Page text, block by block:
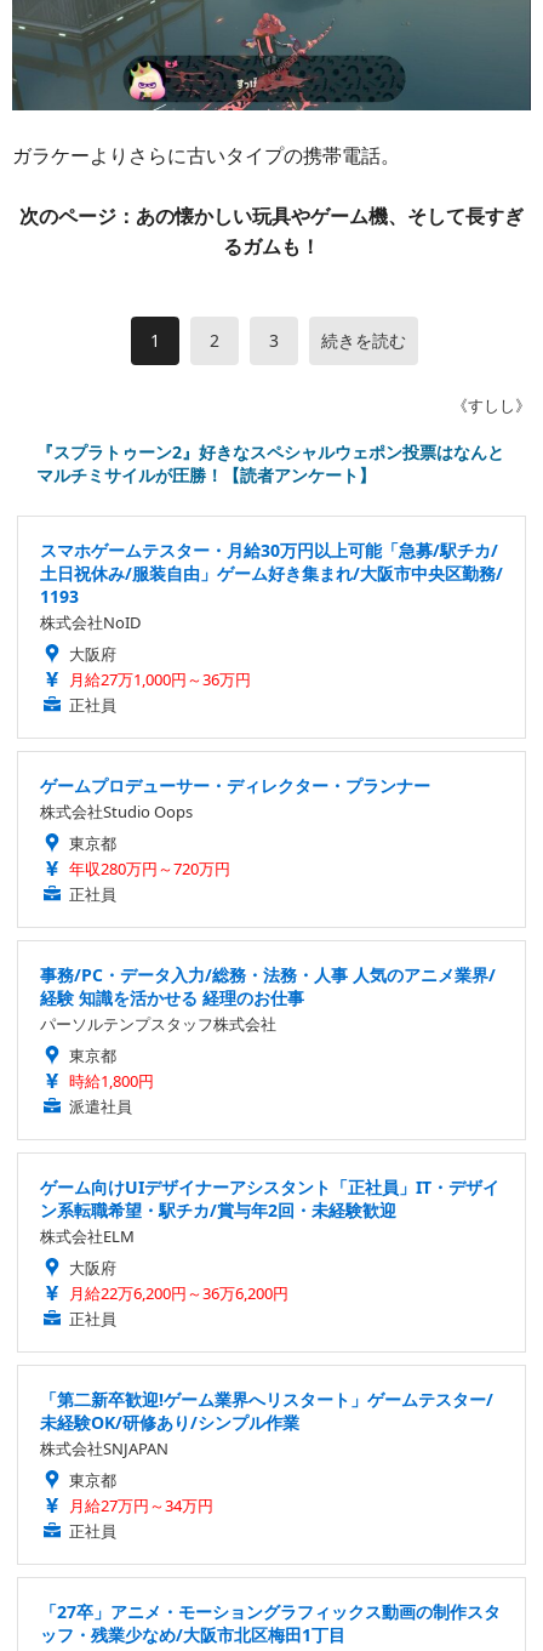
ガラケーよりさらに古いタイプの携帯電話。
次のページ：あの懐かしい玩具やゲーム機、そして長すぎ
るガムも！
1 2 3 続きを読む
《すしし》
『スプラトゥーン2』好きなスペシャルウェポン投票はなんと
マルチミサイルが圧勝！【読者アンケート】
スマホゲームテスター・月給30万円以上可能「急募/駅チカ/
土日祝休み/服装自由」ゲーム好き集まれ/大阪市中央区勤務/
1193
株式会社NoID
大阪府
月給27万1,000円～36万円
正社員
ゲームプロデューサー・ディレクター・プランナー
株式会社Studio Oops
東京都
年収280万円～720万円
正社員
事務/PC・データ入力/総務・法務・人事 人気のアニメ業界/
経験 知識を活かせる 経理のお仕事
パーソルテンプスタッフ株式会社
東京都
時給1,800円
派遣社員
ゲーム向けUIデザイナーアシスタント「正社員」IT・デザイ
ン系転職希望・駅チカ/賞与年2回・未経験歓迎
株式会社ELM
大阪府
月給22万6,200円～36万6,200円
正社員
「第二新卒歓迎!ゲーム業界へリスタート」ゲームテスター/
未経験OK/研修あり/シンプル作業
株式会社SNJAPAN
東京都
月給27万円～34万円
正社員
「27卒」アニメ・モーショングラフィックス動画の制作スタ
ッフ・残業少なめ/大阪市北区梅田1丁目